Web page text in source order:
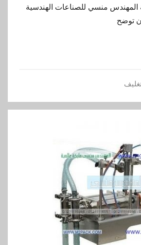
المهندس منسي للصناعات الهندسية
توضح